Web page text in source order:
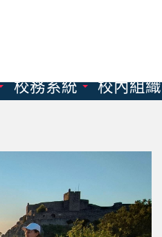
校務系統 校內組織